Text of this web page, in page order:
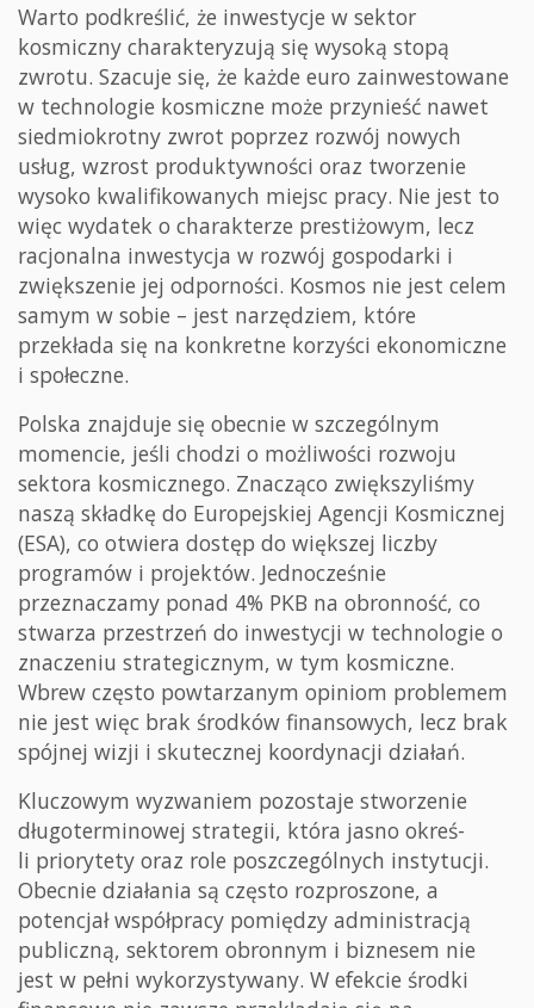
Warto podkreślić, że inwestycje w sektor
kosmiczny charakteryzują się wysoką stopą
zwrotu. Szacuje się, że każde euro zainwestowane
w technologie kosmiczne może przynieść nawet
siedmiokrotny zwrot poprzez rozwój nowych
usług, wzrost produktywności oraz tworzenie
wysoko kwalifikowanych miejsc pracy. Nie jest to
więc wydatek o charakterze prestiżowym, lecz
racjonalna inwestycja w rozwój gospodarki i
zwiększenie jej odporności. Kosmos nie jest celem
samym w sobie – jest narzędziem, które
przekłada się na konkretne korzyści ekonomiczne
i społeczne.
Polska znajduje się obecnie w szczególnym
momencie, jeśli chodzi o możliwości rozwoju
sektora kosmicznego. Znacząco zwiększyliśmy
naszą składkę do Europejskiej Agencji Kosmicznej
(ESA), co otwiera dostęp do większej liczby
programów i projektów. Jednocześnie
przeznaczamy ponad 4% PKB na obronność, co
stwarza przestrzeń do inwestycji w technologie o
znaczeniu strategicznym, w tym kosmiczne.
Wbrew często powtarzanym opiniom problemem
nie jest więc brak środków finansowych, lecz brak
spójnej wizji i skutecznej koordynacji działań.
Kluczowym wyzwaniem pozostaje stworzenie
długoterminowej strategii, która jasno okreś-
li priorytety oraz role poszczególnych instytucji.
Obecnie działania są często rozproszone, a
potencjał współpracy pomiędzy administracją
publiczną, sektorem obronnym i biznesem nie
jest w pełni wykorzystywany. W efekcie środki